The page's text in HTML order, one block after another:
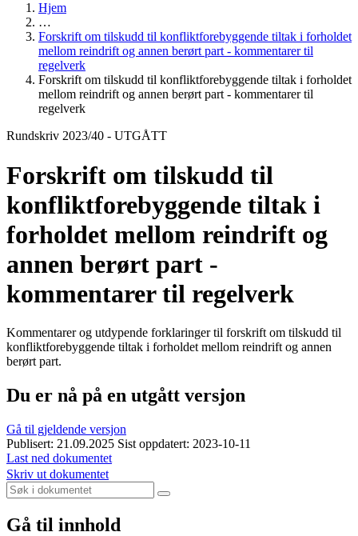
Hjem
…
Forskrift om tilskudd til konfliktforebyggende tiltak i forholdet
mellom reindrift og annen berørt part - kommentarer til
regelverk
Forskrift om tilskudd til konfliktforebyggende tiltak i forholdet
mellom reindrift og annen berørt part - kommentarer til
regelverk
Rundskriv 2023/40 - UTGÅTT
Forskrift om tilskudd til
konfliktforebyggende tiltak i
forholdet mellom reindrift og
annen berørt part -
kommentarer til regelverk
Kommentarer og utdypende forklaringer til forskrift om tilskudd til
konfliktforebyggende tiltak i forholdet mellom reindrift og annen
berørt part.
Du er nå på en utgått versjon
Gå til gjeldende versjon
Publisert: 21.09.2025 Sist oppdatert: 2023-10-11
Last ned dokumentet
Skriv ut dokumentet
Gå til innhold